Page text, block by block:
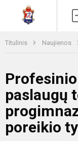
Titulinis Naujienos
paslaugų
poreikio